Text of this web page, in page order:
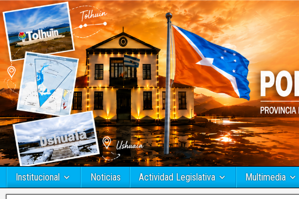
Institucional Noticias Actividad Legislativa Multimedia